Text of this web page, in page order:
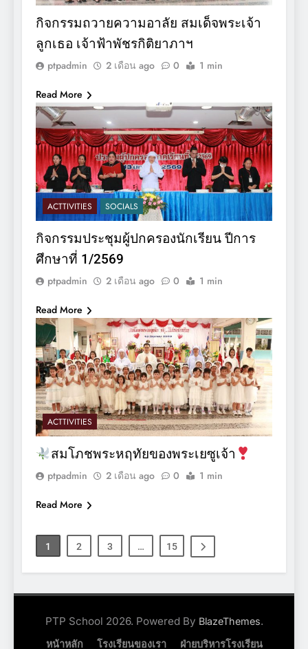
กิจกรรมถวายความอาลัย สมเด็จพระเจ้า
ลูกเธอ เจ้าฟ้าพัชรกิติยาภาฯ
ptpadmin 2 เดือน ago 0 1 min
Read More
ACTTIVITIES SOCIALS
กิจกรรมประชุมผู้ปกครองนักเรียน ปีการ
ศึกษาที่ 1/2569
ptpadmin 2 เดือน ago 0 1 min
Read More
ACTTIVITIES
สมโภชพระหฤทัยของพระเยซูเจ้า
ptpadmin 2 เดือน ago 0 1 min
Read More
1 2 3 … 15
PTP School 2026. Powered By BlazeThemes.
หน้าหลัก โรงเรียนของเรา ฝ่ายบริหารโรงเรียน